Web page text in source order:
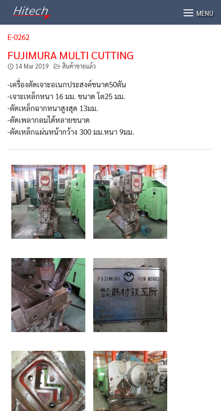
MENU
E-0262
FUJIMURA MULTI CUTTING
14 Mar 2019 สินค้าขายแล้ว
-เครื่องตัดเจาะอเนกประสงค์ขนาด50ตัน
-เจาะเหล็กหนา 16 มม. ขนาด โต25 มม.
-ตัดเหล็กฉากหนาสูงสุด 13มม.
-ตัดเพลากลมได้หลายขนาด
-ตัดเหล็กแผ่นหน้ากว้าง 300 มม.หนา 9มม.